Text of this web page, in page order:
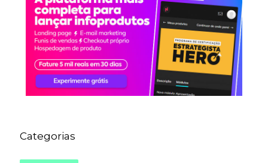
Categorias